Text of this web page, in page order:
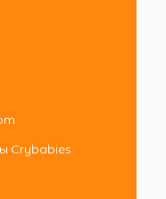
Crybabies